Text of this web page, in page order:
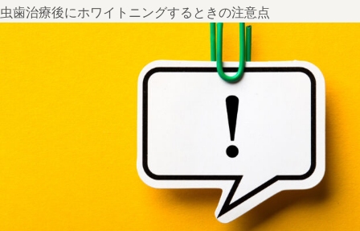
虫歯治療後にホワイトニングするときの注意点